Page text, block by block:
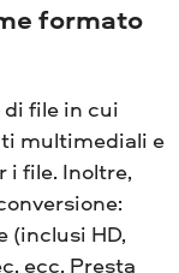
formato
di file in cui
multimediali e
i file. Inoltre,
(inclusi HD,
ecc. Presta